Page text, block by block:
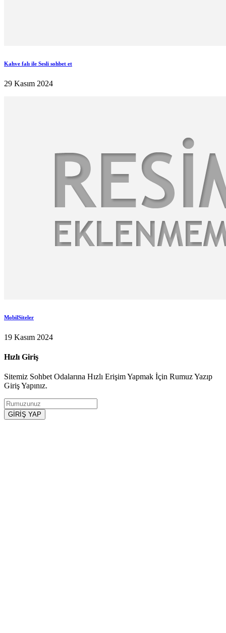
Kahve falı ile Sesli sohbet et
29 Kasım 2024
MobilSiteler
19 Kasım 2024
Hızlı Giriş
Sitemiz Sohbet Odalarına Hızlı Erişim Yapmak İçin Rumuz Yazıp
Giriş Yapınız.
GİRİŞ YAP